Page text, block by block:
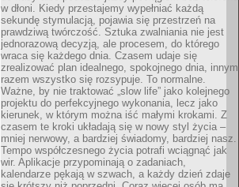
w dłoni. Kiedy przestajemy wypełniać każdą
sekundę stymulacją, pojawia się przestrzeń na
prawdziwą twórczość. Sztuka zwalniania nie jest
jednorazową decyzją, ale procesem, do którego
wraca się każdego dnia. Czasem udaje się
zrealizować plan idealnego, spokojnego dnia, innym
razem wszystko się rozsypuje. To normalne.
Ważne, by nie traktować „slow life” jako kolejnego
projektu do perfekcyjnego wykonania, lecz jako
kierunek, w którym można iść małymi krokami. Z
czasem te kroki układają się w nowy styl życia –
mniej nerwowy, a bardziej świadomy, bardziej nasz.
Tempo współczesnego życia potrafi wciągnąć jak
wir. Aplikacje przypominają o zadaniach,
kalendarze pękają w szwach, a każdy dzień zdaje